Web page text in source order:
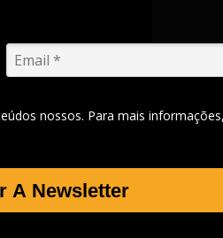
nossos. Para mais
A Newsletter